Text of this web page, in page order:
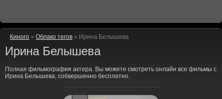
Киного » Облако тегов » Ирина Белышева
Ирина Белышева
Полная фильмография актера. Вы можете смотреть онлайн все фильмы с
Ирина Белышева, собвершенно бесплатно.